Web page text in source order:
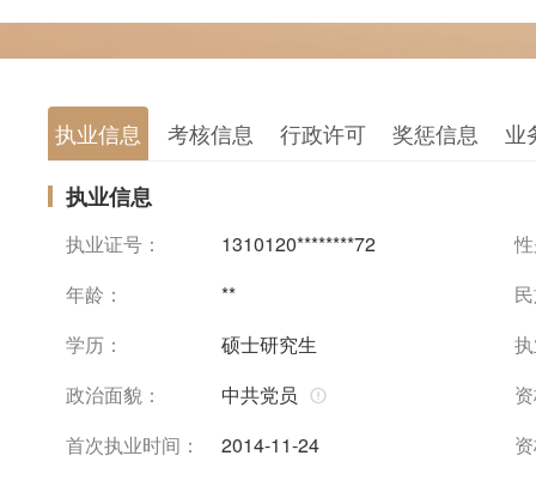
执业信息 考核信息 行政许可 奖惩信息 业
执业信息
执业证号： 1310120********72
年龄：
**
学历：
硕士研究生
政治面貌：
中共党员
首次执业时间：
2014-11-24